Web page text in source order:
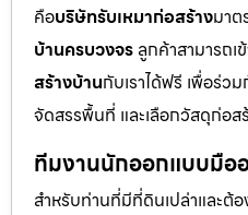
คือบริษัทรับเหมาก่อสร้างมาต
บ้านครบวงจร ลูกค้าสามารถเ
สร้างบ้านกับเราได้ฟรี เพื่อร่
จัดสรรพื้นที่ และเลือกวัสดุก่อส
ทีมงานนักออกแบบมือ
สำหรับท่านที่มีที่ดินเปล่าและต้อ